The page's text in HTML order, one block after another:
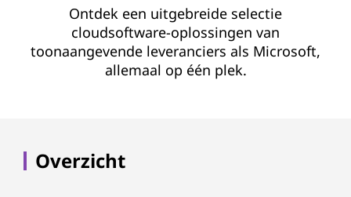
Ontdek een uitgebreide selectie
cloudsoftware-oplossingen van
toonaangevende leveranciers als Microsoft,
allemaal op één plek.
Overzicht